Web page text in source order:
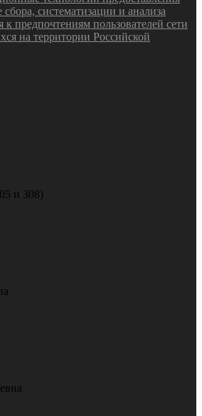
систематизации и анализа
предпочтениям пользователей сети
на территории Российской
и 308)